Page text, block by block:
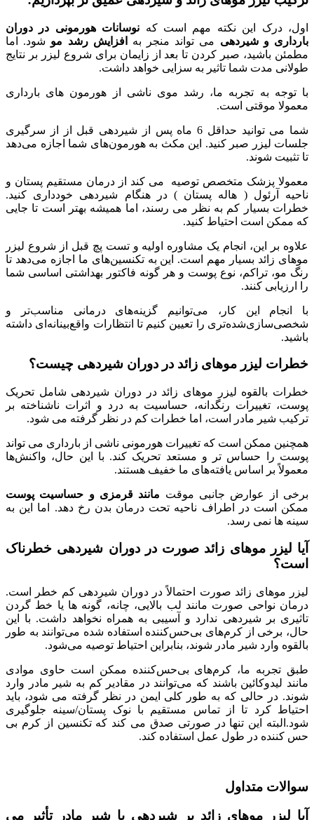
اول، درک این نکته مهم است که نوسانات هورمونی در دوران
بارداری و شیردهی می تواند منجر به افزایش رشد مو شود. اما
مطمئن باشید، صبر کردن تا بعد از زایمان برای شروع لیزر بر نتایج
طولانی مدت شما تاثیر به سزایی خواهد داشت.
با توجه به تجربه ما، رشد موی ناشی از هورمون های بارداری
معمولا موقتی است.
شما می توانید حداقل 6 ماه پس از شیردهی قبل از از سرگیری
جلسات لیزر صبر کنید. این مکث به هورمون‌های شما اجازه می‌دهد
تا تثبیت شوند.
معمولا پزشک متخصص توصیه می کند از درمان مستقیم پستان و
ناحیه آرئول ( هاله پستان ) در هنگام شیردهی خودداری کنید.
خطرات بسیار کم به نظر می رسند، اما همیشه بهتر است تا جایی
که ممکن است احتیاط کنید.
علاوه بر این، انجام یک مشاوره اولیه و تست پچ قبل از شروع لیزر
موهای زائد بسیار مهم است. این به تکنسین‌های ما اجازه می‌دهد تا
رنگ مو، تراکم، نوع پوست و هر گونه فاکتور بهداشتی اساسی شما
را ارزیابی کنند.
با انجام این کار، می‌توانیم گزینه‌های درمانی مناسب‌تر و
شخصی‌سازی‌شده‌تری را تعیین کنیم تا انتظارات واقع‌بینانه‌ای داشته
باشید.
خطرات لیزر موهای زائد در دوران شیردهی چیست؟
خطرات بالقوه لیزر موهای زائد در دوران شیردهی شامل تحریک
پوست، تغییرات رنگدانه، حساسیت به درد و اثرات ناشناخته بر
ترکیب شیر مادر است، اما خطرات کم در نظر گرفته می شود.
همچنین ممکن است که تغییرات هورمونی ناشی از بارداری می تواند
پوست را حساس تر و مستعد تحریک کند. با این حال، واکنش‌ها
معمولاً بر اساس یافته‌های ما خفیف هستند.
برخی از عوارض جانبی موقت مانند قرمزی و حساسیت پوست
ممکن است در اطراف ناحیه تحت درمان بدن رخ دهد. اما این به
سینه ها نمی رسد.
آیا لیزر موهای زائد صورتدر دوران شیردهی خطرناک
است؟
لیزر موهای زائد صورت احتمالاً در دوران شیردهی کم خطر است.
درمان نواحی صورت مانند لب بالایی، چانه، گونه ها یا خط گردن
تاثیری بر شیردهی ندارد و آسیبی به همراه نخواهد داشت. با این
حال، برخی از کرم‌های بی‌حس‌کننده استفاده شده می‌توانند به طور
بالقوه وارد شیر مادر شوند، بنابراین احتیاط توصیه می‌شود.
طبق تجربه ما، کرم‌های بی‌حس‌کننده ممکن است حاوی موادی
مانند لیدوکائین باشند که می‌توانند در مقادیر کم به شیر مادر وارد
شوند. در حالی که به طور کلی ایمن در نظر گرفته می شود، باید
احتیاط کرد تا از تماس مستقیم با نوک پستان/سینه جلوگیری
شود.البته این تنها در صورتی صدق می کند که تکنسین از کرم بی
حس کننده در طول عمل استفاده کند.
سوالات متداول
آیا لیزر موهای زائد بر شیردهی یا شیر مادر تأثیر می